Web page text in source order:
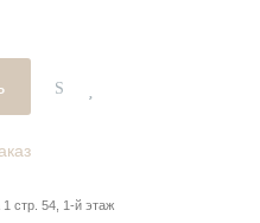
стр. 54, 1-й этаж